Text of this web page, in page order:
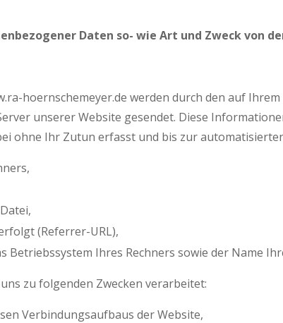
Daten so- wie Art und Zweck von
hoernschemeyer.de werden durch den auf
unserer Website gesendet. Diese
ohne Ihr Zutun erfasst und bis zur
(Referrer-URL),
Betriebssystem Ihres Rechners sowie der Name
zu folgenden Zwecken verarbeitet:
Verbindungsaufbaus der Website,